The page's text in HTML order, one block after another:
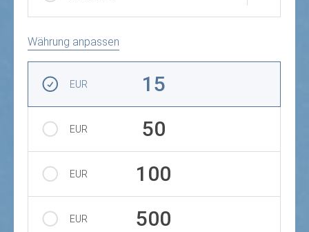
Währung anpassen
EUR 15
EUR 50
EUR 100
EUR 500